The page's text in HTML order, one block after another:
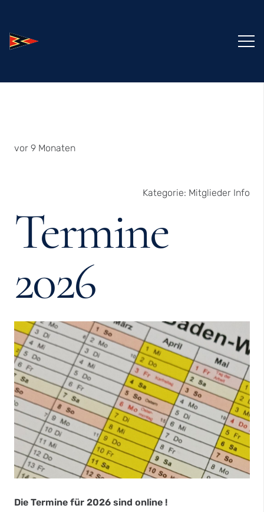
vor 9 Monaten
Kategorie: Mitglieder Info
Termine
2026
Die Termine für 2026 sind online !